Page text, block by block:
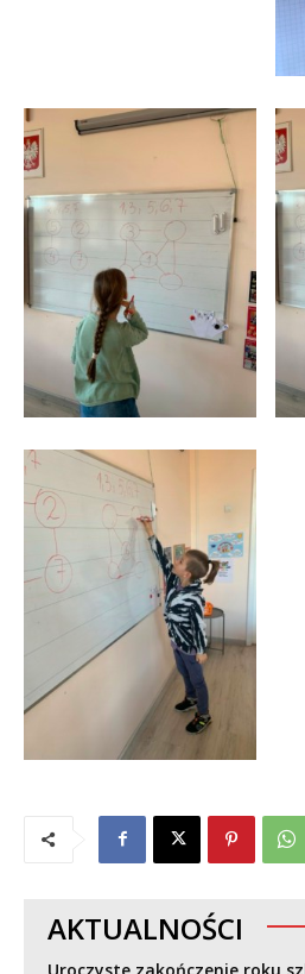
AKTUALNOŚCI
Uroczyste zakończenie roku